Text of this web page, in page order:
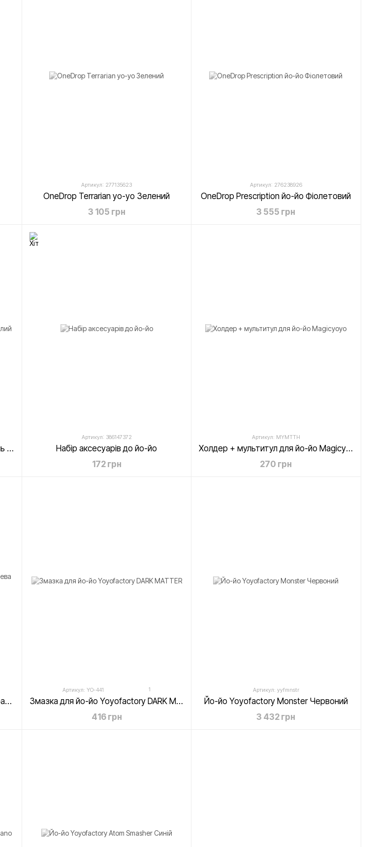
Артикул: 277135623
OneDrop Terrarian yo-yo Зелений
3 105 грн
Артикул: 276238926
OneDrop Prescription йо-йо Фіолетовий
3 555 грн
Magicyoyo VARIANT йойо для змагань Білий
Артикул: 386147372
Набір аксесуарів до йо-йо
172 грн
Артикул: MYMTTH
Холдер + мультитул для йо-йо Magicyoyo
270 грн
Сумка Magicyoyo для 6 йойо. Помаранчева стрічка
Артикул: YO-441 1
Змазка для йо-йо Yoyofactory DARK MATTER
416 грн
Артикул: yyfmnstr
Йо-йо Yoyofactory Monster Червоний
3 432 грн